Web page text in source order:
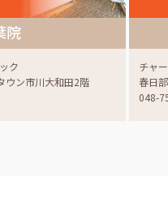
院
ク
ウン市川大和田2階
チャ
春日
048-